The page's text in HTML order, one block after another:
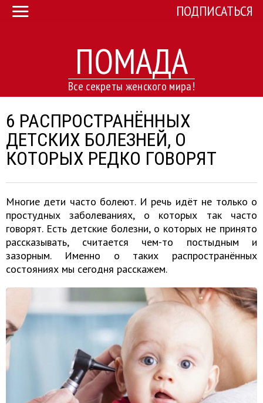
ПОМАДА
Все секреты женского мира!
ПОДПИСАТЬСЯ
6 РАСПРОСТРАНЁННЫХ
ДЕТСКИХ БОЛЕЗНЕЙ, О
КОТОРЫХ РЕДКО ГОВОРЯТ
Многие дети часто болеют. И речь идёт не только о
простудных заболеваниях, о которых так часто
говорят. Есть детские болезни, о которых не принято
рассказывать, считается чем-то постыдным и
зазорным. Именно о таких распространённых
состояниях мы сегодня расскажем.